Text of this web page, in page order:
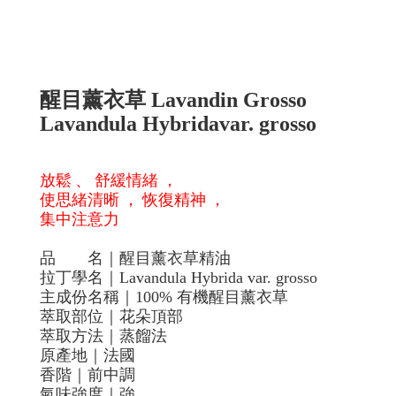
醒目薰衣草 Lavandin Grosso
Lavandula Hybridavar. grosso
放鬆 、 舒緩情緒 ，
使思緒清晰 ， 恢復精神
，
集中注意力
品
名｜醒目薰衣草精油
拉丁學名｜ Lavandula Hybrida var. grosso
主成份名稱｜ 100% 有機醒目薰衣草
萃取部位｜花朵頂部
萃取方法｜蒸餾法
原產地｜法國
香階｜前中調